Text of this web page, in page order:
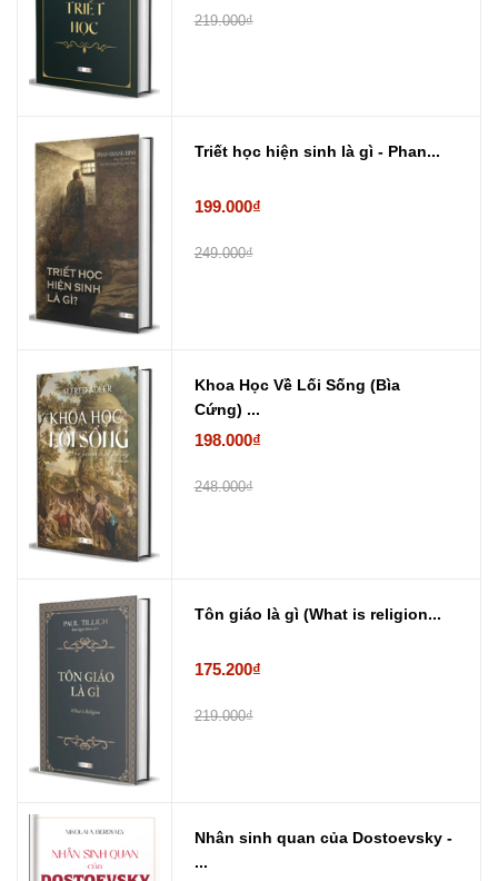
219.000₫
Triết học hiện sinh là gì - Phan...
199.000₫
249.000₫
Khoa Học Về Lối Sống (Bìa
Cứng) ...
198.000₫
248.000₫
Tôn giáo là gì (What is religion...
175.200₫
219.000₫
Nhân sinh quan của Dostoevsky -
...